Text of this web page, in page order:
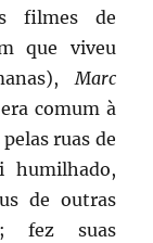
filmes de
que viveu
Marc
comum à
ruas de
humilhado,
de outras
fez suas